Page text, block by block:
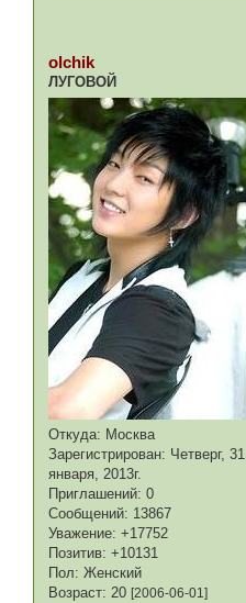
olchik
ЛУГОВОЙ
Откуда: Москва
Зарегистрирован: Четверг, 31
января, 2013г.
Приглашений: 0
Сообщений: 13867
Уважение: +17752
Позитив: +10131
Пол: Женский
Возраст: 20[2006-06-01]